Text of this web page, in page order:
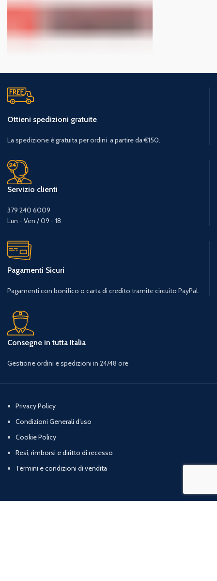
Ottieni spedizioni gratuite
La spedizione è gratuita per ordini a partire da €150.
Servizio clienti
379 240 6009
Lun - Ven / 09 - 18
Pagamenti Sicuri
Pagamenti con bonifico o carta di credito tramite circuito PayPal.
Consegne in tutta Italia
Gestione ordini e spedizioni in 24/48 ore
Privacy Policy
Condizioni Generali d’uso
Cookie Policy
Resi, rimborsi e diritto di recesso
Termini e condizioni di vendita